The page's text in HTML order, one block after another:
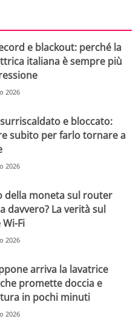
e blackout: perché la
italiana è sempre più
2026
e bloccato:
subito per farlo tornare a
2026
della moneta sul router
davvero? La verità sul
Fi
2026
arriva la lavatrice
promette doccia e
in pochi minuti
2026